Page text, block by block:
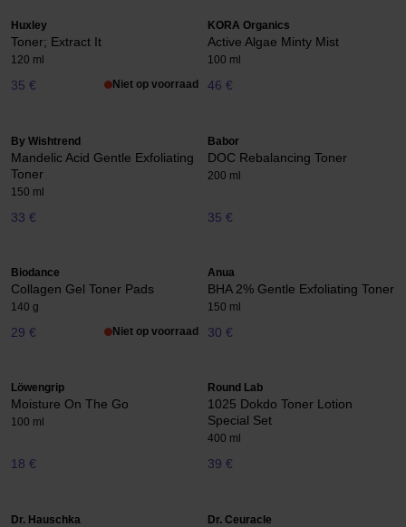
Huxley
Toner; Extract It
120 ml
35 € Niet op voorraad
KORA Organics
Active Algae Minty Mist
100 ml
46 €
By Wishtrend
Mandelic Acid Gentle Exfoliating
Toner
150 ml
33 €
Babor
DOC Rebalancing Toner
200 ml
35 €
Biodance
Collagen Gel Toner Pads
140 g
29 € Niet op voorraad
Anua
BHA 2% Gentle Exfoliating Toner
150 ml
30 €
Löwengrip
Moisture On The Go
100 ml
18 €
Round Lab
1025 Dokdo Toner Lotion
Special Set
400 ml
39 €
Dr. Hauschka Dr. Ceuracle